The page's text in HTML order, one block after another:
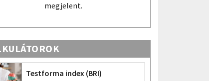
PHARMINDEX adatokon alapuló
Testforma index (BRI)